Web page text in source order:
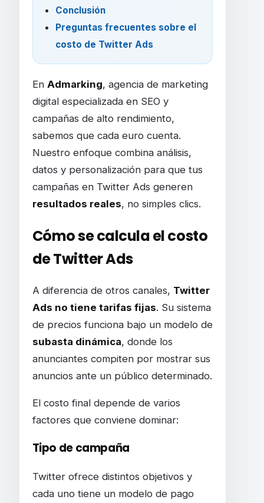
Conclusión
Preguntas frecuentes sobre el
costo de Twitter Ads
En Admarking, agencia de marketing
digital especializada en SEO y
campañas de alto rendimiento,
sabemos que cada euro cuenta.
Nuestro enfoque combina análisis,
datos y personalización para que tus
campañas en Twitter Ads generen
resultados reales, no simples clics.
Cómo se calcula el costo
de Twitter Ads
A diferencia de otros canales, Twitter
Ads no tiene tarifas fijas. Su sistema
de precios funciona bajo un modelo de
subasta dinámica, donde los
anunciantes compiten por mostrar sus
anuncios ante un público determinado.
El costo final depende de varios
factores que conviene dominar:
Tipo de campaña
Twitter ofrece distintos objetivos y
cada uno tiene un modelo de pago